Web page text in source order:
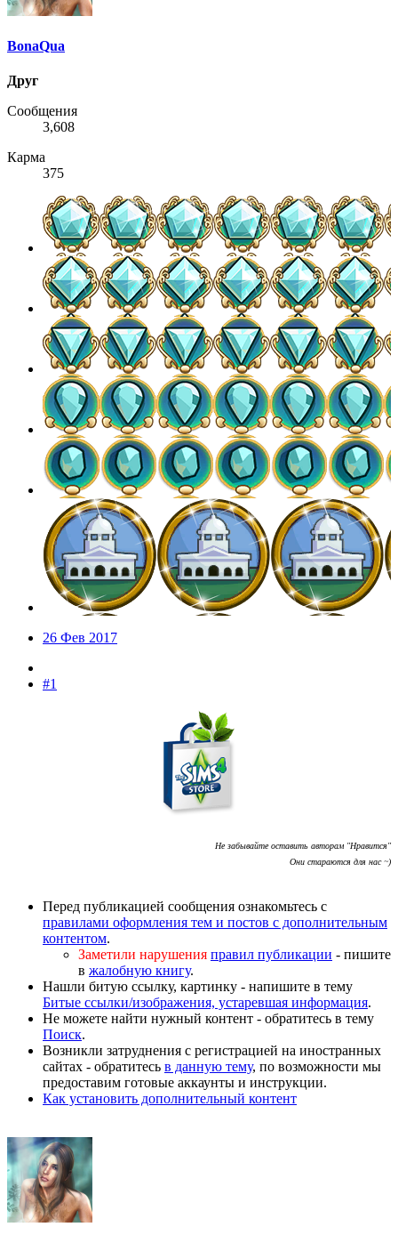
BonaQua
Друг
Сообщения
3,608
Карма
375
26 Фев 2017
#1
Не забывайте оставить авторам "Нравится"
Они стараются для нас ~)
Перед публикацией сообщения ознакомьтесь с
правилами оформления тем и постов с дополнительным
контентом.
Заметили нарушения правил публикации - пишите
в жалобную книгу.
Нашли битую ссылку, картинку - напишите в тему
Битые ссылки/изображения, устаревшая информация.
Не можете найти нужный контент - обратитесь в тему
Поиск.
Возникли затруднения с регистрацией на иностранных
сайтах - обратитесь в данную тему, по возможности мы
предоставим готовые аккаунты и инструкции.
Как установить дополнительный контент